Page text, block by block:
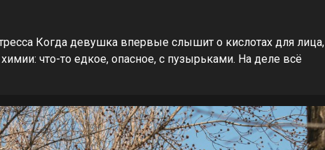
Когда девушка впервые слышит о кислотах для лица,
что-то едкое, опасное, с пузырьками. На деле всё